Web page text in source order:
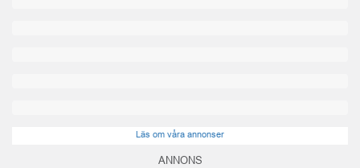
Läs om våra annonser
ANNONS